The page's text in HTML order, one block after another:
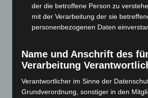
Februar 2023(154)
Januar 2023 (140)
November 2022(167)
Oktober 2022(166)
September 2022(205)
August 2022(166)
der die betroffene Person zu
mit der Verarbeitung der sie
personenbezogenen Daten
Name und Anschrift des
Verarbeitung
Verantwortlicher im Sinne der
Grundverordnung, sonstiger in den